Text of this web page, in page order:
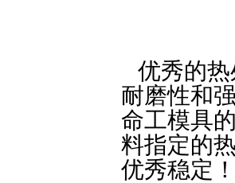
优秀的热
耐磨性和
命工模具
料指定的
优秀稳定